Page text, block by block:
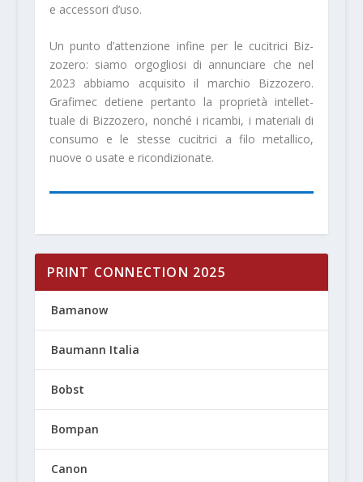
e accessori d’uso.
Un punto d’attenzione infine per le cucitrici Biz­
zozero: siamo orgoglio­si di annunciare che nel
2023 abbiamo acquisi­to il marchio Bizzozero.
Grafimec detiene per­tanto la proprietà intellet­
tuale di Bizzozero, non­ché i ricambi, i materiali di
consumo e le stesse cucitrici a filo metallico,
nuove o usate e ricondi­zionate.
PRINT CONNECTION 2025
Bamanow
Baumann Italia
Bobst
Bompan
Canon